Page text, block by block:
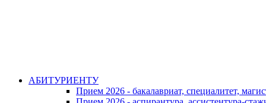
АБИТУРИЕНТУ
Прием 2026 - бакалавриат, специалитет,